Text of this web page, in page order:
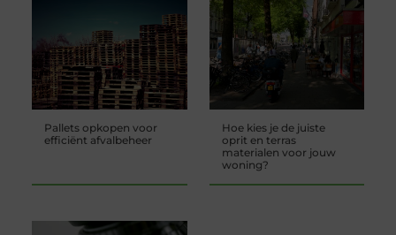
Pallets opkopen voor
efficiënt afvalbeheer
Hoe kies je de juiste
oprit en terras
materialen voor jouw
woning?